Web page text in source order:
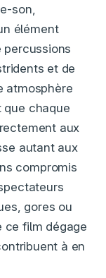
son,
élément
percussions
et de
atmosphère
que chaque
aux
autant aux
compromis
gores ou
ce film dégage
à en